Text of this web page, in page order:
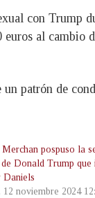
con Trump
al cambio
patrón de
pospuso la
de Donald Trump
Daniels
12 noviembre 2024